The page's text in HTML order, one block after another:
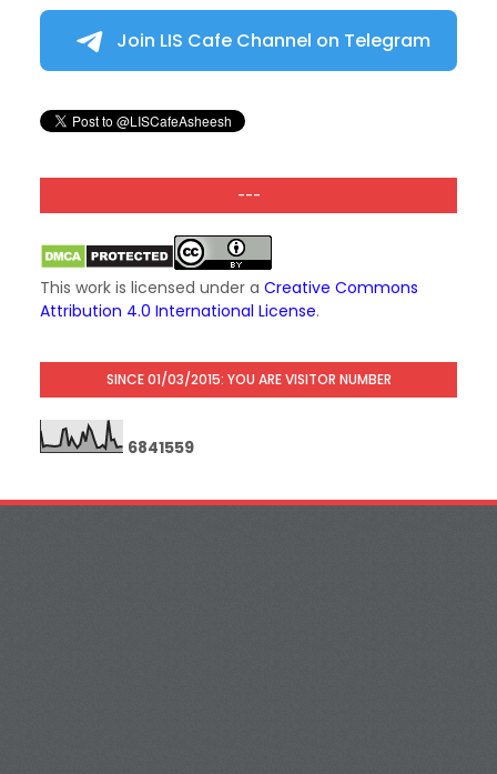
Join LIS Cafe Channel on Telegram
---
This work is licensed under a Creative Commons
Attribution 4.0 International License.
SINCE 01/03/2015: YOU ARE VISITOR NUMBER
6841559